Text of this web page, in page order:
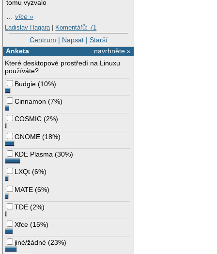
tomu vyzvalo
…více »
Ladislav Hagara | Komentářů: 71
Centrum | Napsat| Starší
navrhněte »
Anketa
Které desktopové prostředí na Linuxu
používáte?
Budgie (10%)
Cinnamon (7%)
COSMIC (2%)
GNOME (18%)
KDE Plasma (30%)
LXQt (6%)
MATE (6%)
TDE (2%)
Xfce (15%)
jiné/žádné (23%)